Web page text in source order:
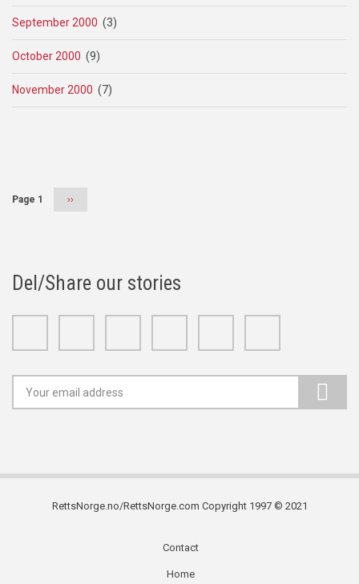
September 2000 (3)
October 2000 (9)
November 2000 (7)
Page 1
Next
››
Del/Share our stories
RettsNorge.no/RettsNorge.com Copyright 1997 © 2021
Contact
Home